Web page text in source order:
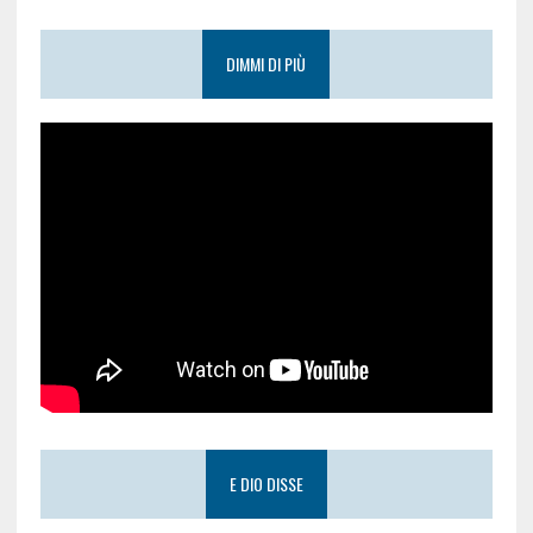
DIMMI DI PIÙ
E DIO DISSE